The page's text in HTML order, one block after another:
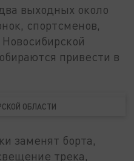
выходных около
спортсменов,
привести в
ОБЛАСТИ
заменят борта,
трека,